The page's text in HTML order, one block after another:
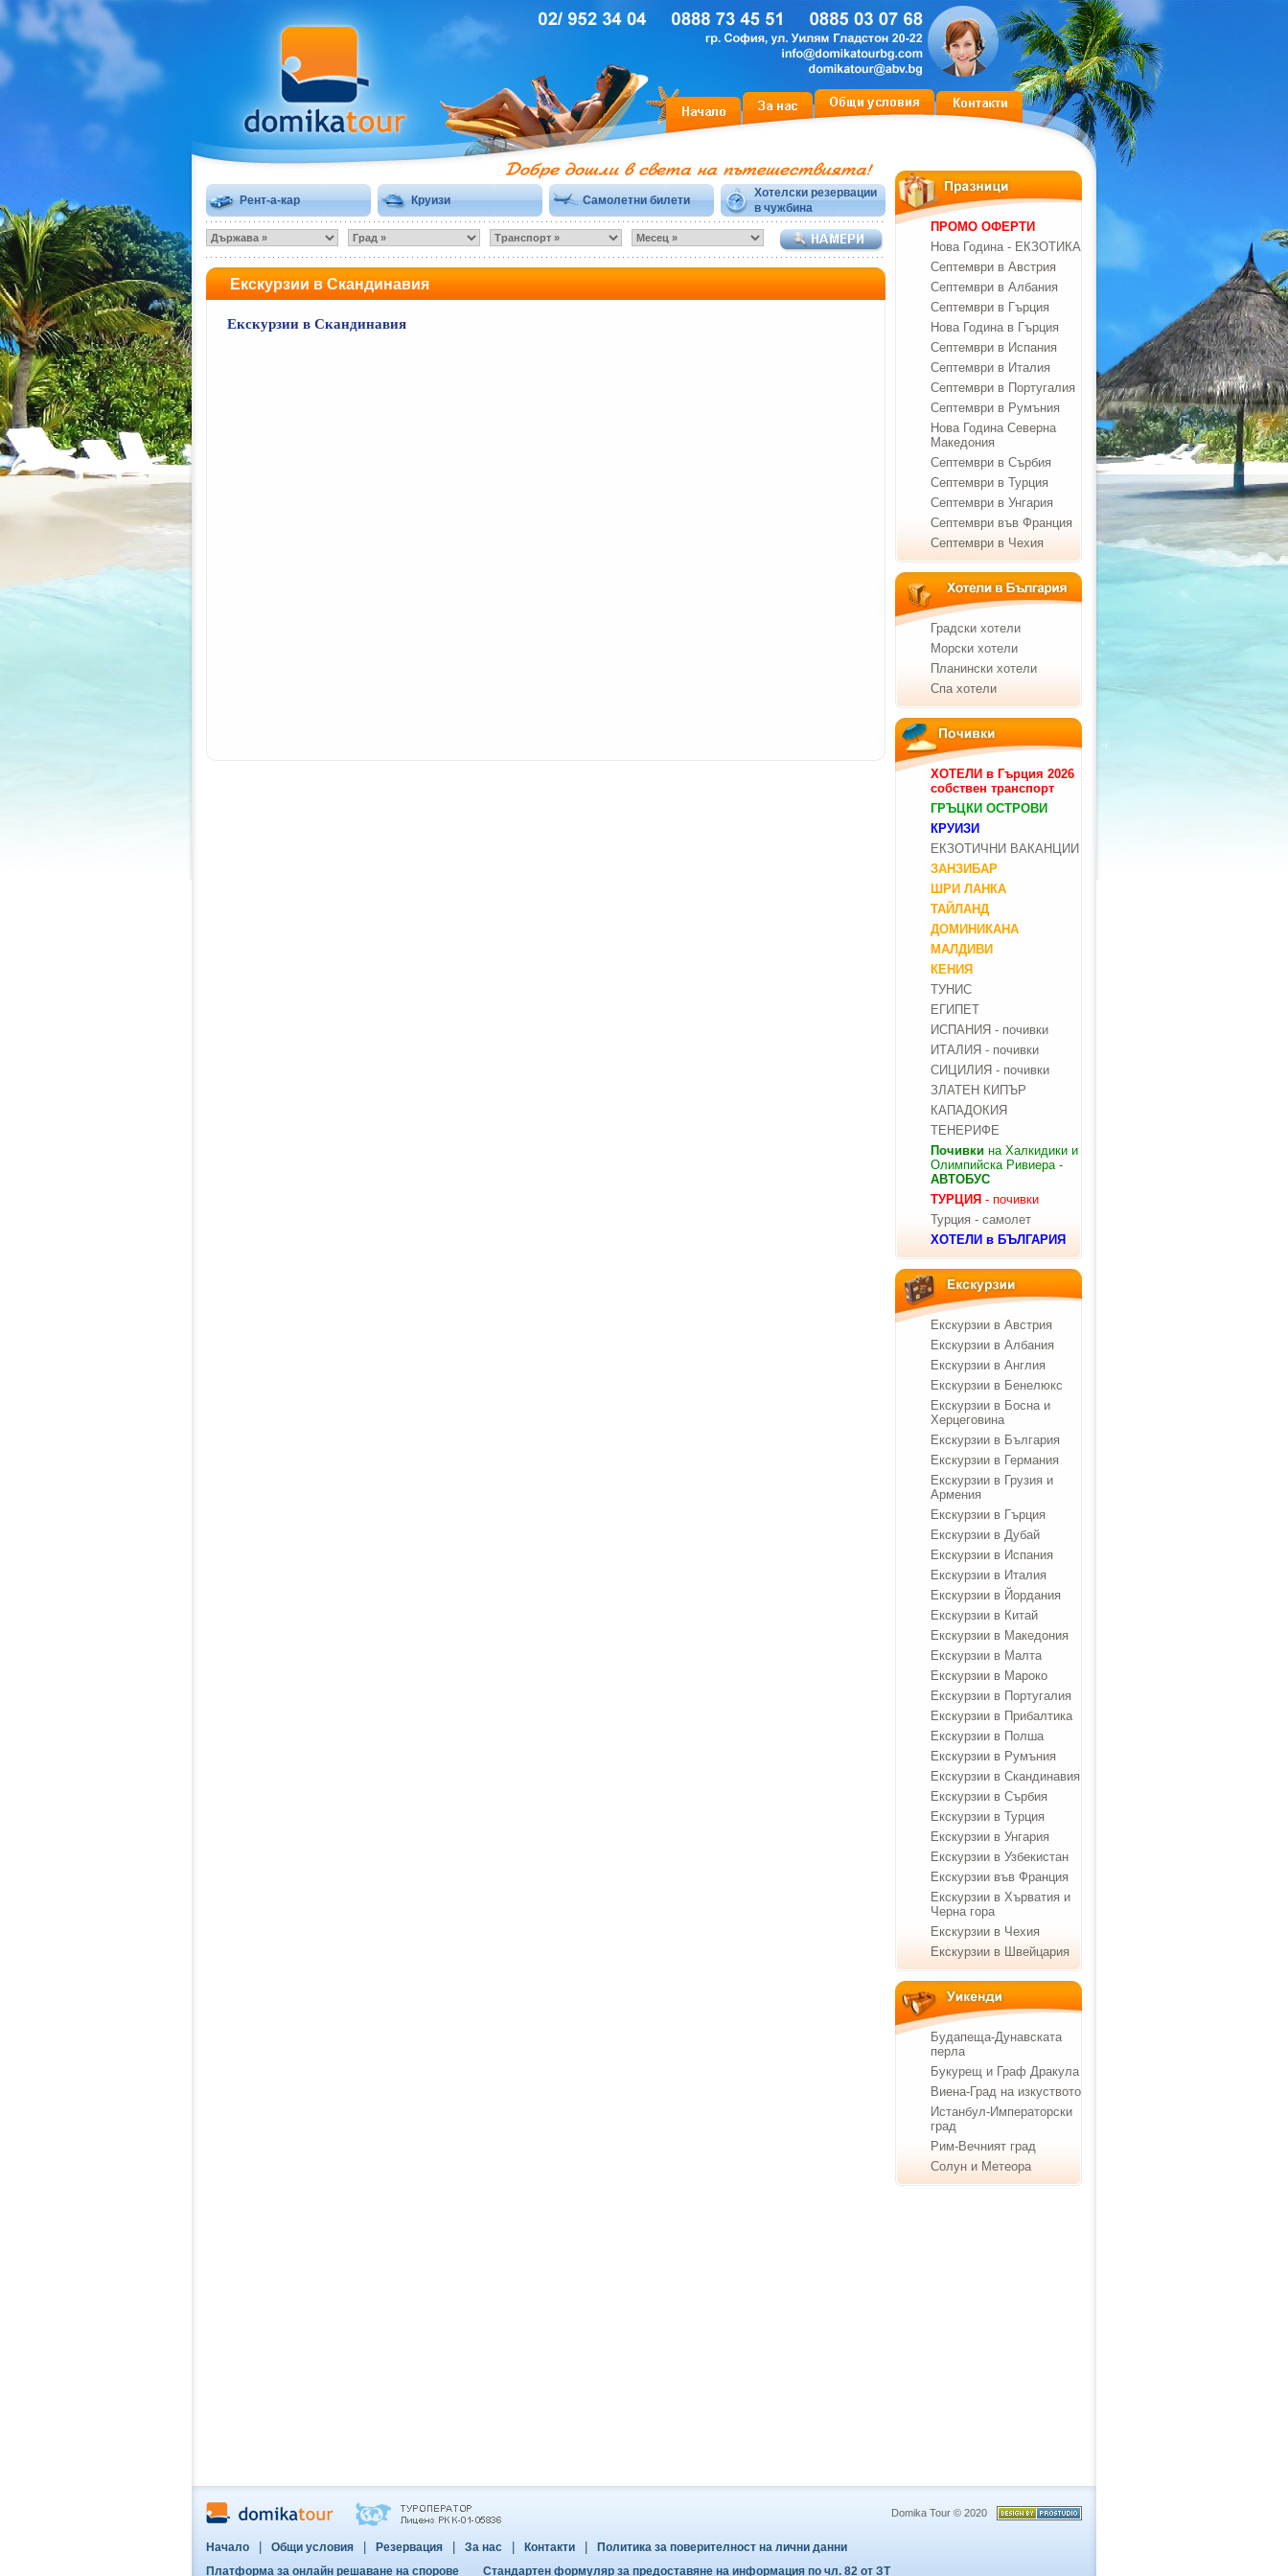
Рент-а-кар Круизи Самолетни билети
Хотелски резервации
в чужбина
Екскурзии в Скандинавия
Екскурзии в Скандинавия
ПРОМО ОФЕРТИ
Нова Година - ЕКЗОТИКА
Септември в Австрия
Септември в Албания
Септември в Гърция
Нова Година в Гърция
Септември в Испания
Септември в Италия
Септември в Португалия
Септември в Румъния
Нова Година Северна
Македония
Септември в Сърбия
Септември в Турция
Септември в Унгария
Септември във Франция
Септември в Чехия
Градски хотели
Морски хотели
Планински хотели
Спа хотели
ХОТЕЛИ в Гърция 2026
собствен транспорт
ГРЪЦКИ ОСТРОВИ
КРУИЗИ
ЕКЗОТИЧНИ ВАКАНЦИИ
ЗАНЗИБАР
ШРИ ЛАНКА
ТАЙЛАНД
ДОМИНИКАНА
МАЛДИВИ
КЕНИЯ
ТУНИС
ЕГИПЕТ
ИСПАНИЯ - почивки
ИТАЛИЯ - почивки
СИЦИЛИЯ - почивки
ЗЛАТЕН КИПЪР
КАПАДОКИЯ
ТЕНЕРИФЕ
Почивки на Халкидики и
Олимпийска Ривиера -
АВТОБУС
ТУРЦИЯ - почивки
Турция - самолет
ХОТЕЛИ в БЪЛГАРИЯ
Екскурзии в Австрия
Екскурзии в Албания
Екскурзии в Англия
Екскурзии в Бенелюкс
Екскурзии в Босна и
Херцеговина
Екскурзии в България
Екскурзии в Германия
Екскурзии в Грузия и
Армения
Екскурзии в Гърция
Екскурзии в Дубай
Екскурзии в Испания
Екскурзии в Италия
Екскурзии в Йордания
Екскурзии в Китай
Екскурзии в Македония
Екскурзии в Малта
Екскурзии в Мароко
Екскурзии в Португалия
Екскурзии в Прибалтика
Екскурзии в Полша
Екскурзии в Румъния
Екскурзии в Скандинавия
Екскурзии в Сърбия
Екскурзии в Турция
Екскурзии в Унгария
Екскурзии в Узбекистан
Екскурзии във Франция
Екскурзии в Хърватия и
Черна гора
Екскурзии в Чехия
Екскурзии в Швейцария
Будапеща-Дунавската
перла
Букурещ и Граф Дракула
Виена-Град на изкуството
Истанбул-Императорски
град
Рим-Вечният град
Солун и Метеора
Domika Tour © 2020
Начало Общи условия Резервация За нас Контакти
Политика за поверителност на лични данни
Платформа за онлайн решаване на спорове
Стандартен формуляр за предоставяне на информация по чл. 82 от ЗТ